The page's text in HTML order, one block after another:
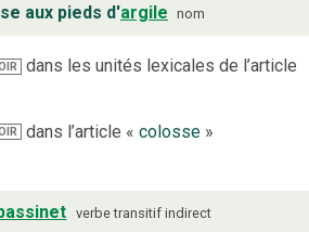
aux pieds d'argile nom
dans les unités lexicales de l’article
dans l’article « colosse»
verbe transitif indirect